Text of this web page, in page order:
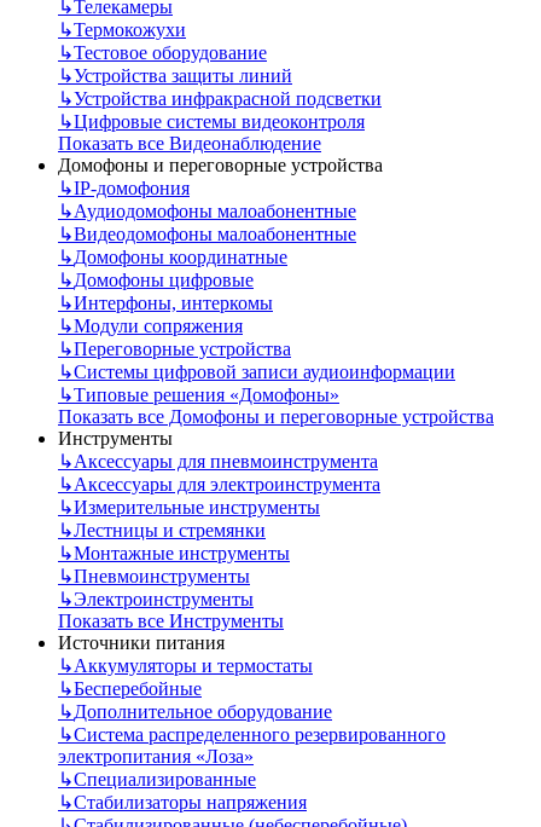
↳Телекамеры
↳Термокожухи
↳Тестовое оборудование
↳Устройства защиты линий
↳Устройства инфракрасной подсветки
↳Цифровые системы видеоконтроля
Показать все Видеонаблюдение
Домофоны и переговорные устройства
↳IP-домофония
↳Аудиодомофоны малоабонентные
↳Видеодомофоны малоабонентные
↳Домофоны координатные
↳Домофоны цифровые
↳Интерфоны, интеркомы
↳Модули сопряжения
↳Переговорные устройства
↳Системы цифровой записи аудиоинформации
↳Типовые решения «Домофоны»
Показать все Домофоны и переговорные устройства
Инструменты
↳Аксессуары для пневмоинструмента
↳Аксессуары для электроинструмента
↳Измерительные инструменты
↳Лестницы и стремянки
↳Монтажные инструменты
↳Пневмоинструменты
↳Электроинструменты
Показать все Инструменты
Источники питания
↳Аккумуляторы и термостаты
↳Бесперебойные
↳Дополнительное оборудование
↳Система распределенного резервированного
электропитания «Лоза»
↳Специализированные
↳Стабилизаторы напряжения